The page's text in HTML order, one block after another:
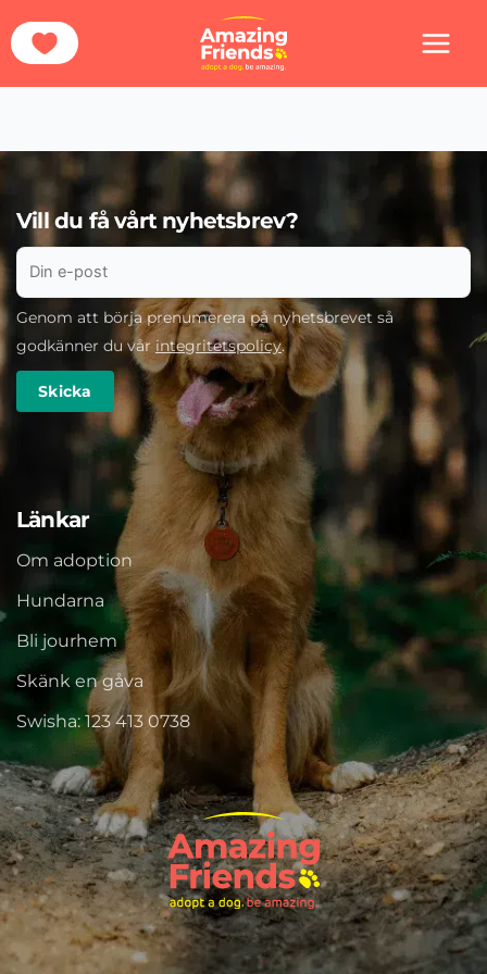
till
Hem Donationsformulär Sponsra Form
Länkar
Om adoption
Hundarna
Bli jourhem
Skänk en gåva
Swisha: 123 413 0738
Vill du få vårt nyhetsbrev?
Genom att börja prenumerera på nyhetsbrevet så
godkänner du vår integritetspolicy.